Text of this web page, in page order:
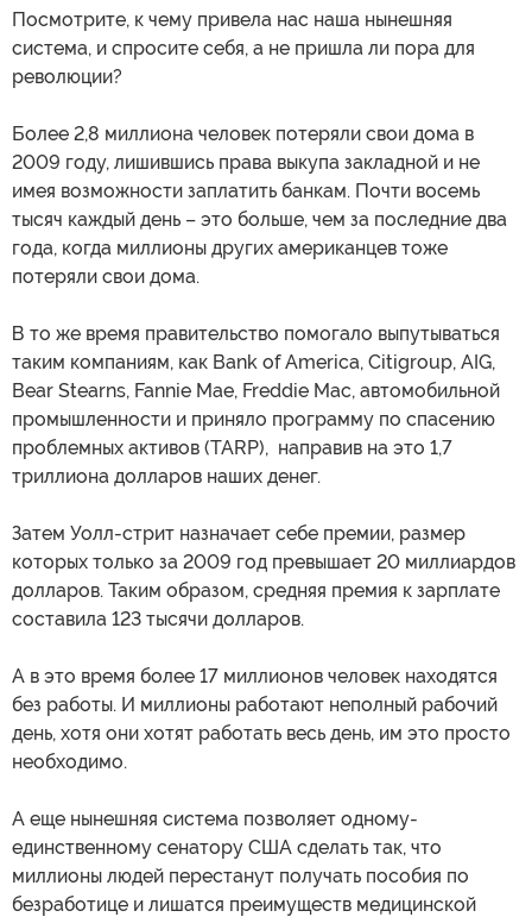
Посмотрите, к чему привела нас наша нынешняя
система, и спросите себя, а не пришла ли пора для
революции?
Более 2,8 миллиона человек потеряли свои дома в
2009 году, лишившись права выкупа закладной и не
имея возможности заплатить банкам. Почти восемь
тысяч каждый день – это больше, чем за последние два
года, когда миллионы других американцев тоже
потеряли свои дома.
В то же время правительство помогало выпутываться
таким компаниям, как Bank of America, Citigroup, AIG,
Bear Stearns, Fannie Mae, Freddie Mac, автомобильной
промышленности и приняло программу по спасению
проблемных активов (TARP), направив на это 1,7
триллиона долларов наших денег.
Затем Уолл-стрит назначает себе премии, размер
которых только за 2009 год превышает 20 миллиардов
долларов. Таким образом, средняя премия к зарплате
составила 123 тысячи долларов.
А в это время более 17 миллионов человек находятся
без работы. И миллионы работают неполный рабочий
день, хотя они хотят работать весь день, им это просто
необходимо.
А еще нынешняя система позволяет одному-
единственному сенатору США сделать так, что
миллионы людей перестанут получать пособия по
безработице и лишатся преимуществ медицинской